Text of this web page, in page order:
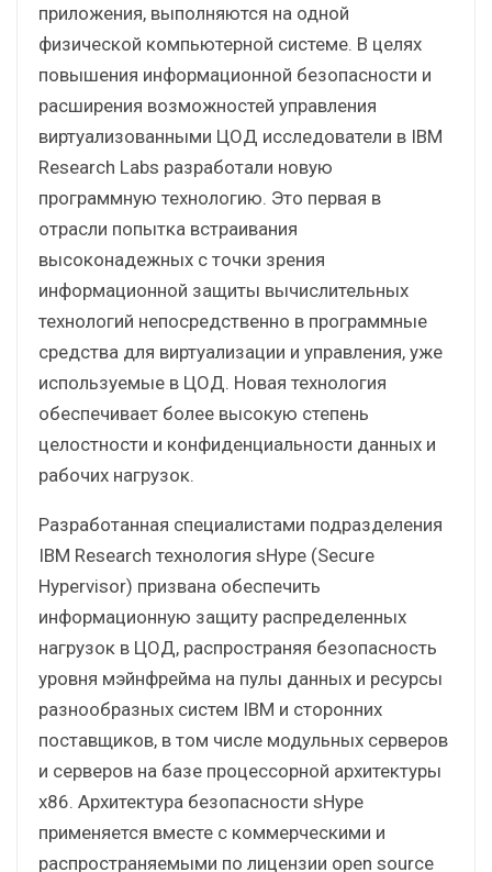
приложения, выполняются на одной
физической компьютерной системе. В целях
повышения информационной безопасности и
расширения возможностей управления
виртуализованными ЦОД исследователи в IBM
Research Labs разработали новую
программную технологию. Это первая в
отрасли попытка встраивания
высоконадежных с точки зрения
информационной защиты вычислительных
технологий непосредственно в программные
средства для виртуализации и управления, уже
используемые в ЦОД. Новая технология
обеспечивает более высокую степень
целостности и конфиденциальности данных и
рабочих нагрузок.
Разработанная специалистами подразделения
IBM Research технология sHype (Secure
Hypervisor) призвана обеспечить
информационную защиту распределенных
нагрузок в ЦОД, распространяя безопасность
уровня мэйнфрейма на пулы данных и ресурсы
разнообразных систем IBM и сторонних
поставщиков, в том числе модульных серверов
и серверов на базе процессорной архитектуры
x86. Архитектура безопасности sHype
применяется вместе с коммерческими и
распространяемыми по лицензии open source